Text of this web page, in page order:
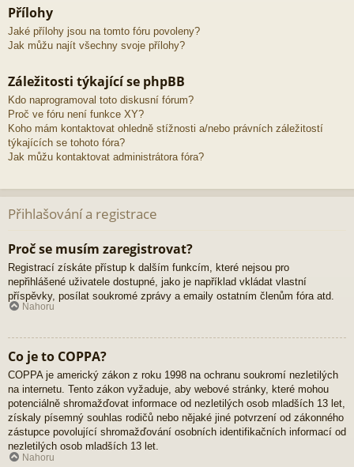
Přílohy
Jaké přílohy jsou na tomto fóru povoleny?
Jak můžu najít všechny svoje přílohy?
Záležitosti týkající se phpBB
Kdo naprogramoval toto diskusní fórum?
Proč ve fóru není funkce XY?
Koho mám kontaktovat ohledně stížnosti a/nebo právních záležitostí
týkajících se tohoto fóra?
Jak můžu kontaktovat administrátora fóra?
Přihlašování a registrace
Proč se musím zaregistrovat?
Registrací získáte přístup k dalším funkcím, které nejsou pro
nepřihlášené uživatele dostupné, jako je například vkládat vlastní
příspěvky, posílat soukromé zprávy a emaily ostatním členům fóra atd.
Nahoru
Co je to COPPA?
COPPA je americký zákon z roku 1998 na ochranu soukromí nezletilých
na internetu. Tento zákon vyžaduje, aby webové stránky, které mohou
potenciálně shromažďovat informace od nezletilých osob mladších 13 let,
získaly písemný souhlas rodičů nebo nějaké jiné potvrzení od zákonného
zástupce povolující shromažďování osobních identifikačních informací od
nezletilých osob mladších 13 let.
Nahoru